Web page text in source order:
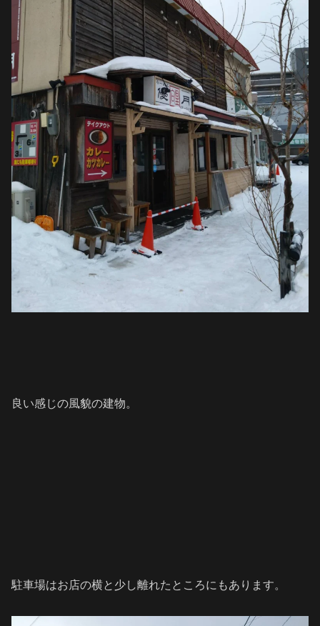
良い感じの風貌の建物。
駐車場はお店の横と少し離れたところにもあります。